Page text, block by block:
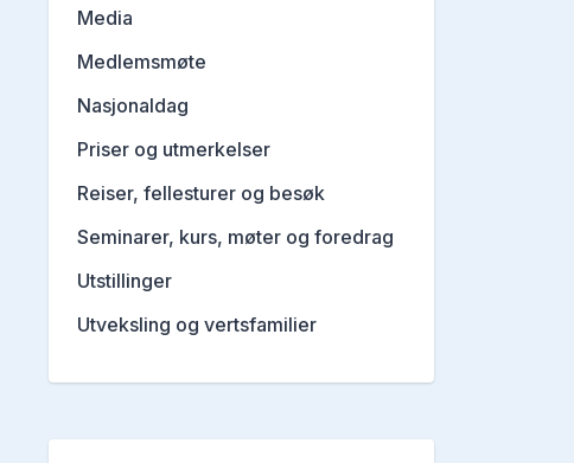
Media
Medlemsmøte
Nasjonaldag
Priser og utmerkelser
Reiser, fellesturer og besøk
Seminarer, kurs, møter og foredrag
Utstillinger
Utveksling og vertsfamilier